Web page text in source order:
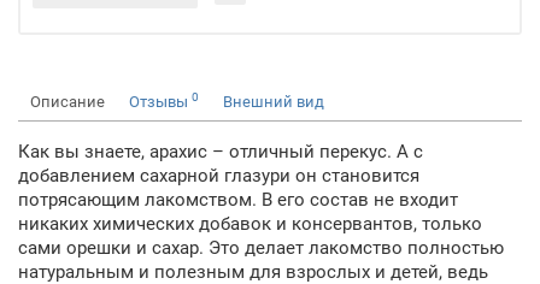
Описание Отзывы 0 Внешний вид
Как вы знаете, арахис – отличный перекус. А с
добавлением сахарной глазури он становится
потрясающим лакомством. В его состав не входит
никаких химических добавок и консервантов, только
сами орешки и сахар. Это делает лакомство полностью
натуральным и полезным для взрослых и детей, ведь